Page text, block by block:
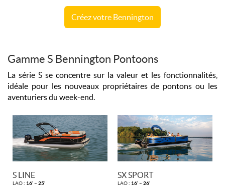
Créez votre Bennington
Gamme S Bennington Pontoons
La série S se concentre sur la valeur et les fonctionnalités,
idéale pour les nouveaux propriétaires de pontons ou les
aventuriers du week-end.
S LINE
LAO : 16’ – 25’
SX SPORT
LAO : 16’ – 26’